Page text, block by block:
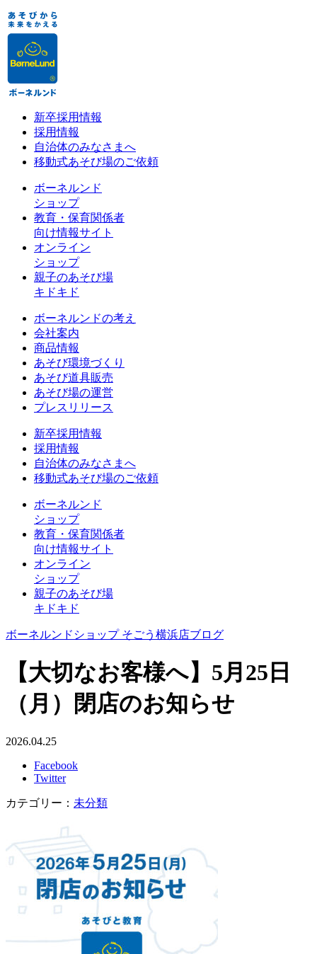
新卒採用情報
採用情報
自治体のみなさまへ
移動式あそび場のご依頼
ボーネルンド
ショップ
教育・保育関係者
向け情報サイト
オンライン
ショップ
親子のあそび場
キドキド
ボーネルンドの考え
会社案内
商品情報
あそび環境づくり
あそび道具販売
あそび場の運営
プレスリリース
新卒採用情報
採用情報
自治体のみなさまへ
移動式あそび場のご依頼
ボーネルンド
ショップ
教育・保育関係者
向け情報サイト
オンライン
ショップ
親子のあそび場
キドキド
ボーネルンドショップ そごう横浜店ブログ
【大切なお客様へ】5月25日
（月）閉店のお知らせ
2026.04.25
Facebook
Twitter
カテゴリー： 未分類